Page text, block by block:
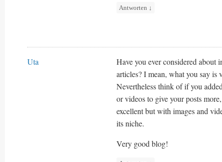
Antworten ↓
Uta
Have you ever considered
articles? I mean, what you say is
Nevertheless think of if you
or videos to give your posts
excellent but with images and
its niche.
Very good blog!